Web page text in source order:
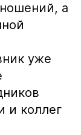
а
уже
и коллег